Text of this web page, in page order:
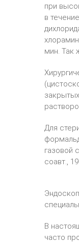
при
в
мин. Так
Для
газовой
соавт.,
В
часто